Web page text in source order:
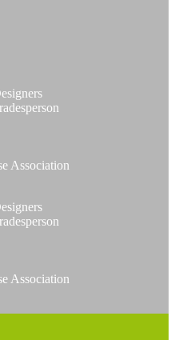
Association
Association